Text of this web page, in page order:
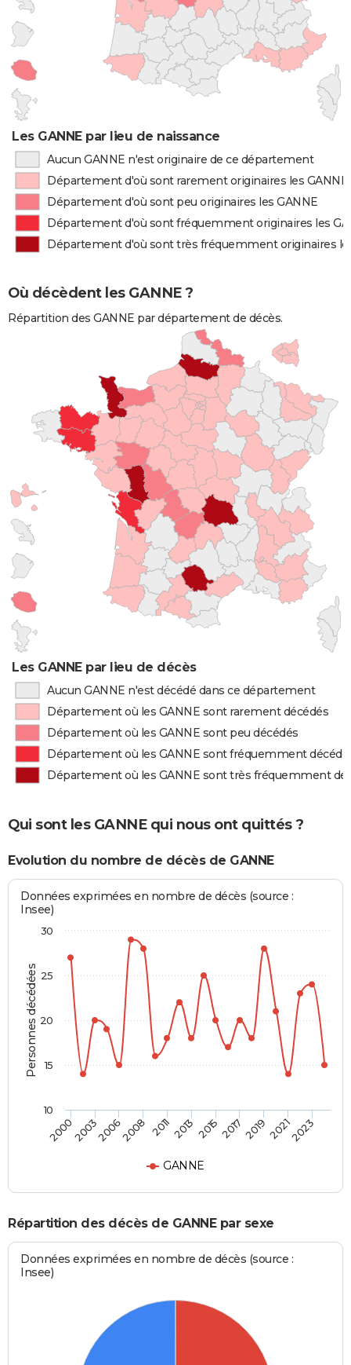
Les GANNE par lieu de naissance
Aucun GANNE n'est originaire de ce département
Département d'où sont rarement originaires les GANNE
Département d'où sont peu originaires les GANNE
Département d'où sont fréquemment originaires les
Département d'où sont très fréquemment originaires
Où décèdent les GANNE ?
Répartition des GANNE par département de décès.
Les GANNE par lieu de décès
Aucun GANNE n'est décédé dans ce département
Département où les GANNE sont rarement décédés
Département où les GANNE sont peu décédés
Département où les GANNE sont fréquemment
Département où les GANNE sont très fréquemment
Qui sont les GANNE qui nous ont quittés ?
Evolution du nombre de décès de GANNE
Personnes décédées
Données exprimées en nombre de décès (source :
Insee)
GANNE
2000200320062008 20112013 20152017201920212023
10
15
20
25
30
Répartition des décès de GANNE par sexe
Données exprimées en nombre de décès (source :
Insee)